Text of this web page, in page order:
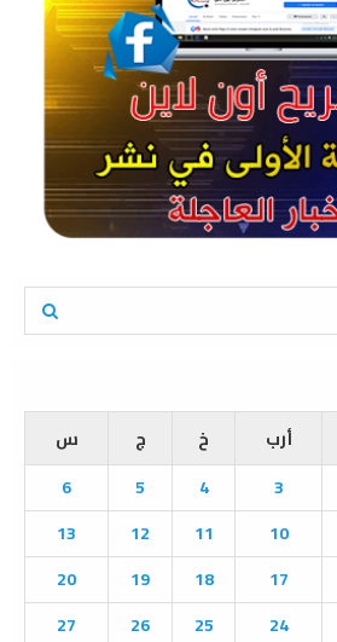
E
A
R
C
H
أرب خ ج
س
3
4
5
6
10
11
12
13
17
18
19
20
24
25
26
27